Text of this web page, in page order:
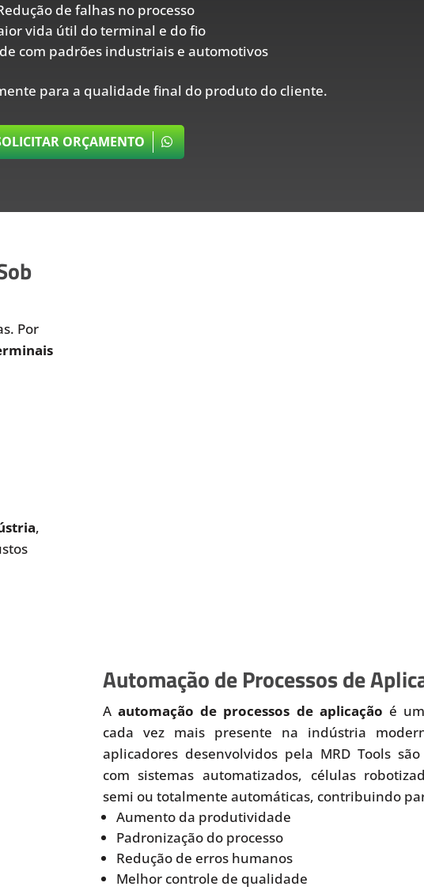
de falhas no processo
vida útil do terminal e do fio
com padrões industriais e automotivos
para a qualidade final do produto do cliente.
ORÇAMENTO
Por
,
Automação de Processos de
A automação de processos de aplicação é
cada vez mais presente na indústria
aplicadores desenvolvidos pela MRD Tools
com sistemas automatizados, células
semi ou totalmente automáticas, contribuindo
Aumento da produtividade
Padronização do processo
Redução de erros humanos
Melhor controle de qualidade